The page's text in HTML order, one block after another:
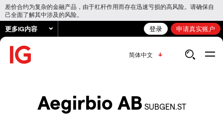
差价合约为复杂的金融产品，由于杠杆作用而存在迅速亏损的高风险。请确保自
己全面了解其中涉及的风险。
更多IG内容 登录 申请真实账户
简体中文
Aegirbio AB SUBGEN.ST